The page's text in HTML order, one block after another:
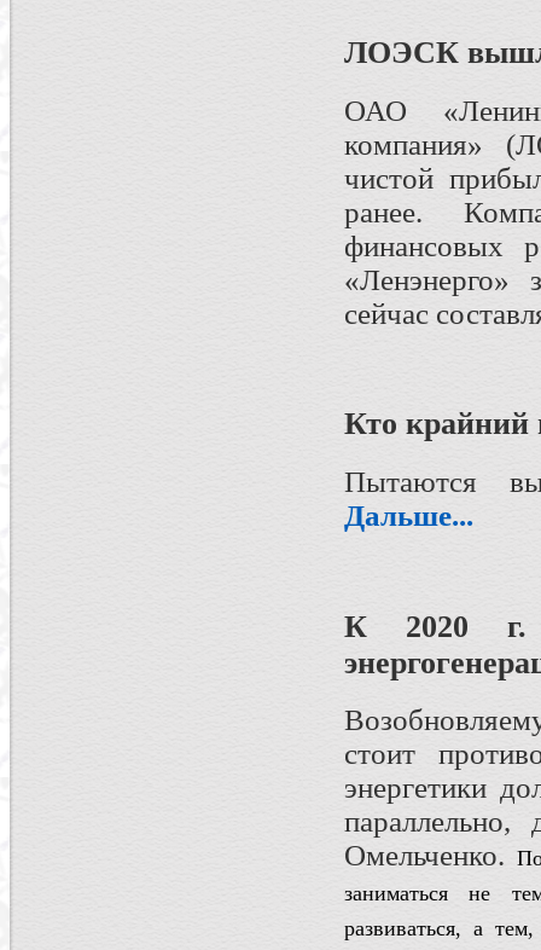
ЛОЭСК
ОАО
компания»
чистой
ранее.
финансовых
«Ленэнерго»
сейчас
Кто крайний
Пытаются
Дальше...
К 2020 г.
стоит
энергетики
Омельченко.
заниматься не
развиваться, а